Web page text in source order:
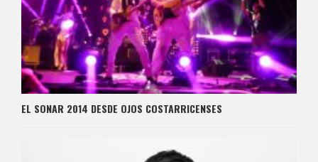
EL SONAR 2014 DESDE OJOS COSTARRICENSES